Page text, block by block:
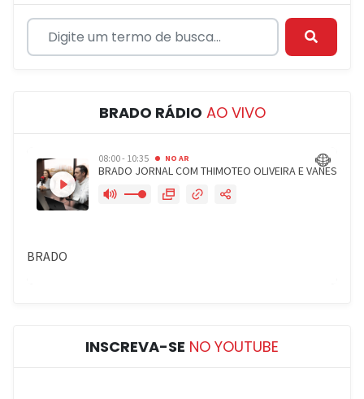
BRADO RÁDIO AO VIVO
INSCREVA-SE NO YOUTUBE